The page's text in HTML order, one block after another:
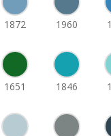
1872 1960
1651 1846